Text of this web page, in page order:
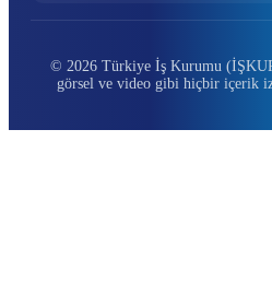
© 2026 Türkiye İş Kurumu
görsel ve video gibi hiçbir içerik